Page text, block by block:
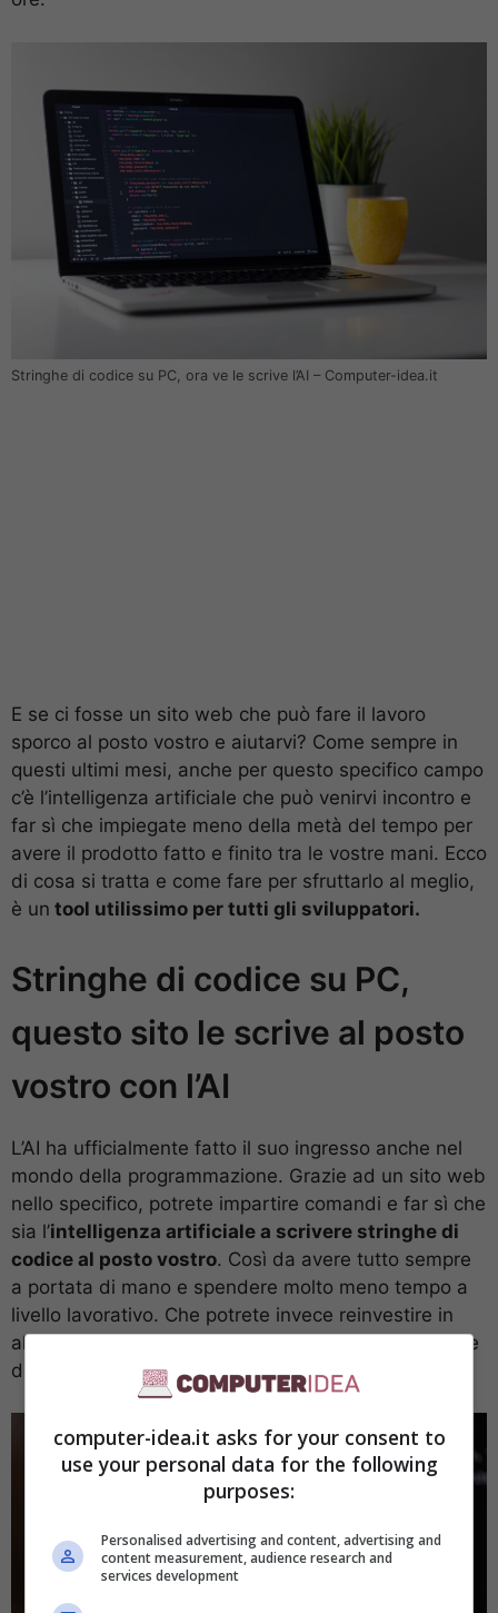
Stringhe di codice su PC, ora ve le scrive l’AI – Computer-idea.it
E se ci fosse un sito web che può fare il lavoro
sporco al posto vostro e aiutarvi? Come sempre in
questi ultimi mesi, anche per questo specifico campo
c’è l’intelligenza artificiale che può venirvi incontro e
far sì che impiegate meno della metà del tempo per
avere il prodotto fatto e finito tra le vostre mani. Ecco
di cosa si tratta e come fare per sfruttarlo al meglio,
è un tool utilissimo per tutti gli sviluppatori.
Stringhe di codice su PC,
questo sito le scrive al posto
vostro con l’AI
L’AI ha ufficialmente fatto il suo ingresso anche nel
mondo della programmazione. Grazie ad un sito web
nello specifico, potrete impartire comandi e far sì che
sia l’intelligenza artificiale a scrivere stringhe di
codice al posto vostro. Così da avere tutto sempre
a portata di mano e spendere molto meno tempo a
livello lavorativo. Che potrete invece reinvestire in
altro modo, sia per svago che per altre mansioni che
dovete completare per lavoro.
computer-idea.it asks for your consent to
use your personal data for the following
purposes:
Personalised advertising and content, advertising and
content measurement, audience research and
services development